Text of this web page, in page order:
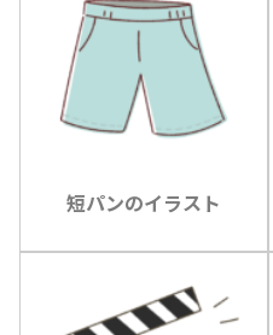
短パンのイラスト